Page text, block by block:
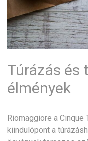
Túrázás és
élmények
Riomaggiore a
kiindulópont a